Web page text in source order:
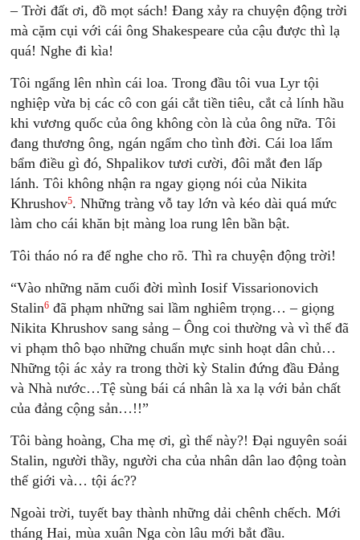
– Trời đất ơi, đồ mọt sách! Ðang xảy ra chuyện động trời
mà cặm cụi với cái ông Shakespeare của cậu được thì lạ
quá! Nghe đi kìa!
Tôi ngẩng lên nhìn cái loa. Trong đầu tôi vua Lyr tội
nghiệp vừa bị các cô con gái cắt tiền tiêu, cắt cả lính hầu
khi vương quốc của ông không còn là của ông nữa. Tôi
đang thương ông, ngán ngẩm cho tình đời. Cái loa lẩm
bẩm điều gì đó, Shpalikov tươi cười, đôi mắt đen lấp
lánh. Tôi không nhận ra ngay giọng nói của Nikita
Khrushov5. Những tràng vỗ tay lớn và kéo dài quá mức
làm cho cái khăn bịt màng loa rung lên bần bật.
Tôi tháo nó ra để nghe cho rõ. Thì ra chuyện động trời!
“Vào những năm cuối đời mình Iosif Vissarionovich
Stalin6 đã phạm những sai lầm nghiêm trọng… – giọng
Nikita Khrushov sang sảng – Ông coi thường và vì thế đã
vi phạm thô bạo những chuẩn mực sinh hoạt dân chủ…
Những tội ác xảy ra trong thời kỳ Stalin đứng đầu Ðảng
và Nhà nước…Tệ sùng bái cá nhân là xa lạ với bản chất
của đảng cộng sản…!!”
Tôi bàng hoàng, Cha mẹ ơi, gì thế này?! Ðại nguyên soái
Stalin, người thầy, người cha của nhân dân lao động toàn
thế giới và… tội ác??
Ngoài trời, tuyết bay thành những dải chênh chếch. Mới
tháng Hai, mùa xuân Nga còn lâu mới bắt đầu.